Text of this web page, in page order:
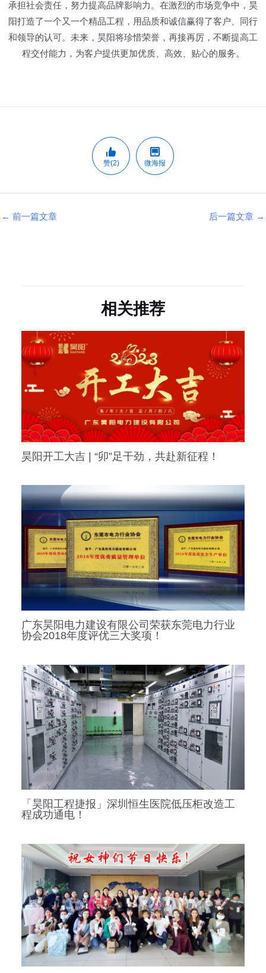
承担社会责任，努力提高品牌影响力。在激烈的市场竞争中，昊
阳打造了一个又一个精品工程，用品质和诚信赢得了客户、同行
和领导的认可。未来，昊阳将珍惜荣誉，再接再厉，不断提高工
程交付能力，为客户提供更加优质、高效、贴心的服务。
赞(2) 微海报
← 前一篇文章 后一篇文章 →
相关推荐
昊阳开工大吉 | “卯”足干劲，共赴新征程！
广东昊阳电力建设有限公司荣获东莞电力行业
协会2018年度评优三大奖项！
「昊阳工程捷报」深圳恒生医院低压柜改造工
程成功通电！